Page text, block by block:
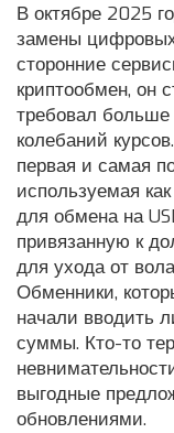
В октябре 2025
замены
сторонние
криптообмен, он
требовал больше
колебаний курсов.
первая и самая
используемая
для обменана
привязанную к
для ухода от
Обменники,
начали вводить
суммы. Кто-то
выгодные
обновлениями.